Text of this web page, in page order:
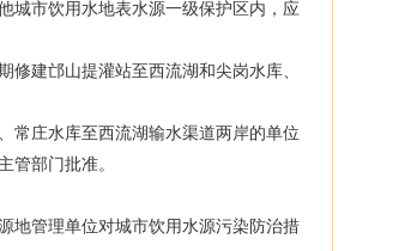
市饮用水地表水源一级保护区内，应
建邙山提灌站至西流湖和尖岗水库、
庄水库至西流湖输水渠道两岸的单位
管部门批准。
管理单位对城市饮用水源污染防治措